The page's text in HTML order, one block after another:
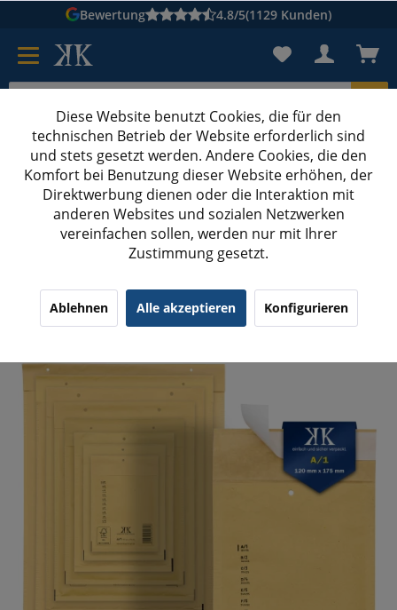
Bewertung 4.8/5(1129 Kunden)
Karton suchen
Kartons bedruckenKartons nach Maß
Luftpolsterumschlag
200x A1 Luftpolstertaschen 120x175 mm A6+ braun
(10)4.70/5.00
Diese Website benutzt Cookies, die für den
technischen Betrieb der Website erforderlich sind
und stets gesetzt werden. Andere Cookies, die den
Komfort bei Benutzung dieser Website erhöhen, der
Direktwerbung dienen oder die Interaktion mit
anderen Websites und sozialen Netzwerken
vereinfachen sollen, werden nur mit Ihrer
Zustimmung gesetzt.
Ablehnen Alle akzeptieren Konfigurieren